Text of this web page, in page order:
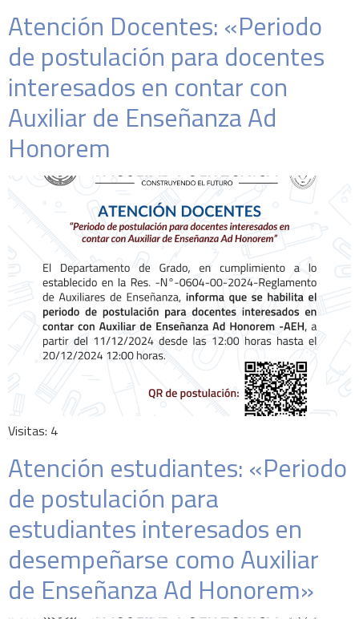
Atención Docentes: «Periodo
de postulación para docentes
interesados en contar con
Auxiliar de Enseñanza Ad
Honorem
Visitas: 4
Atención estudiantes: «Periodo
de postulación para
estudiantes interesados en
desempeñarse como Auxiliar
de Enseñanza Ad Honorem»